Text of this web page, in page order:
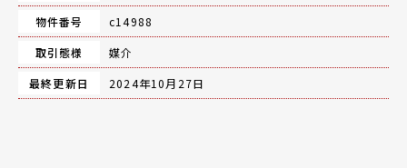
物件番号
c14988
取引態様
媒介
最終更新日
2024年10月27日